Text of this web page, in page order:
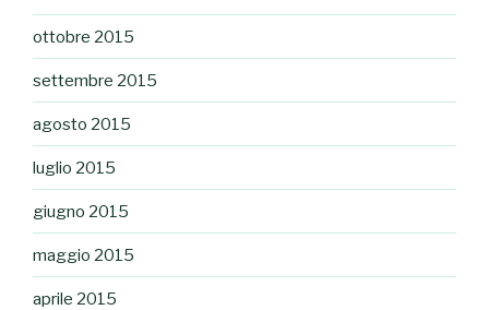
ottobre 2015
settembre 2015
agosto 2015
luglio 2015
giugno 2015
maggio 2015
aprile 2015